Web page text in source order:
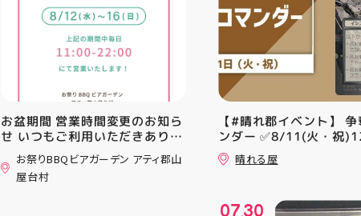
お盆期間 営業時間変更のお知ら
せ いつもご利用いただきありが
とうございます！ 8月12日
(水)〜8月16日(日) は、 営業時
間を変更して営業いたします
お祭りBBQビアガーデン アティ郡山
屋台村
【#晴れ郡イベント】
ンダー ✅8/11(火・祝
⚔️イベント構成⚔️ スイス
+決勝ラウンド 🏆賞品
レッドの勅令》シルバ
ール・Foil×1枚 2-4位：
晴れる屋
07.30